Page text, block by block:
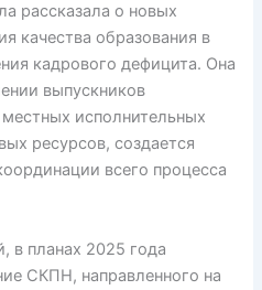
рассказала о новых
качества образования в
кадрового дефицита. Она
выпускников
исполнительных
ресурсов, создается
всего процесса
в планах 2025 года
СКПН, направленного на